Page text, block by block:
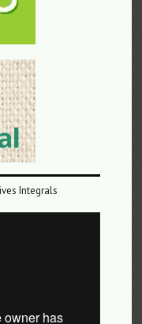
Integrals